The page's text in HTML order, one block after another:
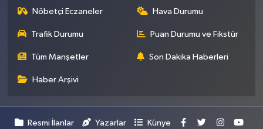
Nöbetçi Eczaneler Hava Durumu
Trafik Durumu Puan Durumu ve Fikstür
Tüm Manşetler Son Dakika Haberleri
Haber Arşivi
Resmi İlanlar Yazarlar Künye